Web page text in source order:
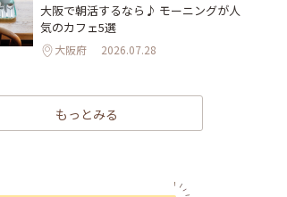
大阪で朝活するなら♪ モーニングが人
気のカフェ5選
大阪府 2026.07.28
もっとみる